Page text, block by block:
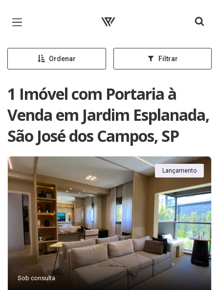
Página inicial
Ordenar Filtrar
1 Imóvel com Portaria à
Venda em Jardim Esplanada,
São José dos Campos, SP
Lançamento
Sob consulta